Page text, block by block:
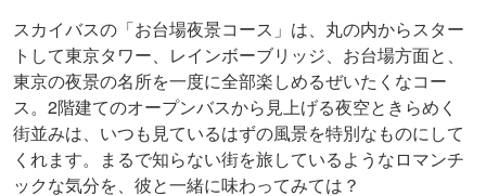
スカイバスの「お台場夜景コース」は、丸の内からスター
トして東京タワー、レインボーブリッジ、お台場方面と、
東京の夜景の名所を一度に全部楽しめるぜいたくなコー
ス。2階建てのオープンバスから見上げる夜空ときらめく
街並みは、いつも見ているはずの風景を特別なものにして
くれます。まるで知らない街を旅しているようなロマンチ
ックな気分を、彼と一緒に味わってみては？